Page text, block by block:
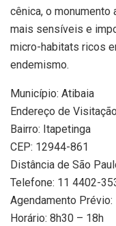
cênica, o monumento
mais sensíveis e
micro-habitats ricos
endemismo.
Município: Atibaia
Endereço de
Bairro: Itapetinga
CEP: 12944-861
Distância de São
Telefone: 11 4402-
Agendamento Prévio:
Horário: 8h30 – 18h